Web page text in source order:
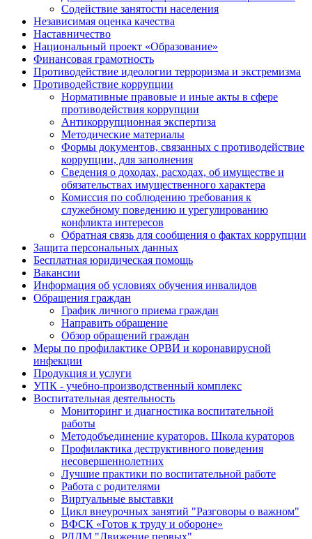
Содействие занятости населения
Независимая оценка качества
Наставничество
Национальный проект «Образование»
Финансовая грамотность
Противодействие идеологии терроризма и экстремизма
Противодействие коррупции
Нормативные правовые и иные акты в сфере
противодействия коррупции
Антикоррупционная экспертиза
Методические материалы
Формы документов, связанных с противодействие
коррупции, для заполнения
Сведения о доходах, расходах, об имуществе и
обязательствах имущественного характера
Комиссия по соблюдению требования к
служебному поведению и урегулированию
конфликта интересов
Обратная связь для сообщения о фактах коррупции
Защита персональных данных
Бесплатная юридическая помощь
Вакансии
Информация об условиях обучения инвалидов
Обращения граждан
График личного приема граждан
Направить обращение
Обзор обращений граждан
Меры по профилактике ОРВИ и коронавирусной
инфекции
Продукция и услуги
УПК - учебно-производственный комплекс
Воспитательная деятельность
Мониторинг и диагностика воспитательной
работы
Методобъединение кураторов. Школа кураторов
Профилактика деструктивного поведения
несовершеннолетних
Лучшие практики по воспитательной работе
Работа с родителями
Виртуальные выставки
Цикл внеурочных занятий "Разговоры о важном"
ВФСК «Готов к труду и обороне»
РДДМ "Движение первых"